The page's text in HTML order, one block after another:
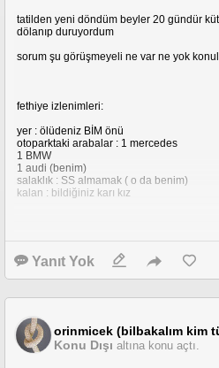
tatilden yeni döndüm beyler 20 gündür
dölanıp duruyordum
sorum şu görüşmeyeli ne var ne yok
fethiye izlenimleri:
yer : ölüdeniz BİM önü
otoparktaki arabalar : 1 mercedes
1 BMW
1 audi (benim)
salaklık : SS almamak ( o da benim)
kalan : bildiğiniz karı kız
not : diğer mevzuları sonra yazarım
Yanıt Yok
orinmicek (bilbakalım kim
Konu Dışı altına konu açtı.